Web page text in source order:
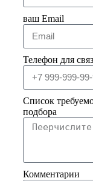
ваш Email
Телефон для
Список
подбора
Комментарии